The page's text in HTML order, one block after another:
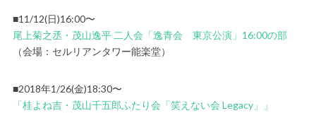
■11/12(日)16:00〜
尾上菊之丞・茂山逸平 二人会「逸青会 東京公演」16:00の部
（会場：セルリアンタワー能楽堂）
■2018年1/26(金)18:30〜
「桂よね吉・茂山千五郎ふたり会「笑えない会 Legacy」」